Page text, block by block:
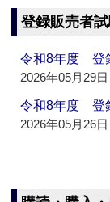
登録販売者
令和8年度 登
2026年05月29
令和8年度 登
2026年05月26